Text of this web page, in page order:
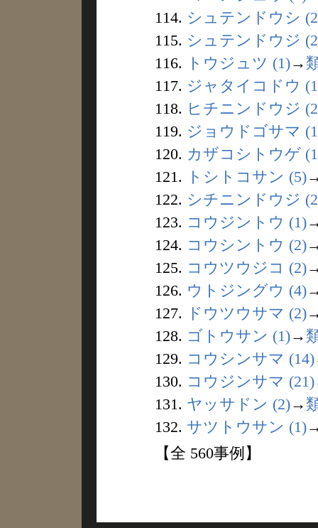
114. シュテンドウシ
115. シュテンドウジ
116.
トウジュツ (1)→
117. ジャタイコドウ
118. ヒチニンドウジ
119. ジョウドゴサマ
120. カザコシトウゲ
121.
トシトコサン (5)
122. シチニンドウジ
123. コウジントウ (1)
124. コウシントウ (2)
125. コウツウジコ (2)
126. ウトジングウ (4)
127.
ドウツウサマ (2)
128. ゴトウサン (1)→
129. コウシンサマ (14)
130. コウジンサマ (21)
131. ヤッサドン (2)→
132. サツトウサン (1)
【全 560事例】